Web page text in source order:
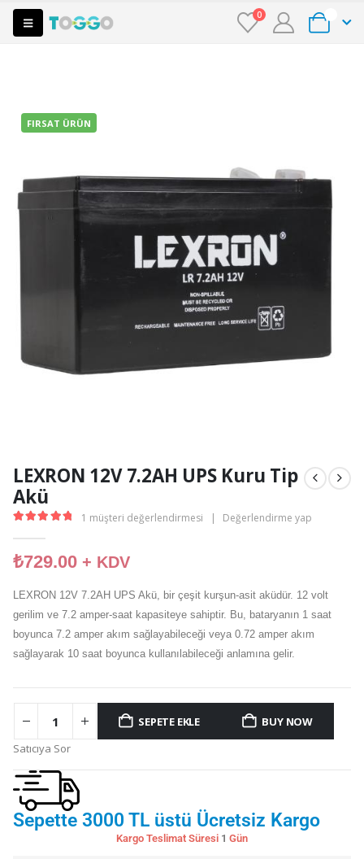
0
FIRSAT ÜRÜN
LEXRON 12V 7.2AH UPS Kuru Tip
Akü
1 müşteri değerlendirmesi | Değerlendirme yap
₺729.00 + KDV
LEXRON 12V 7.2AH UPS Akü, bir çeşit kurşun-asit aküdür. 12 volt
gerilim ve 7.2 amper-saat kapasiteye sahiptir. Bu, bataryanın 1 saat
boyunca 7.2 amper akım sağlayabileceği veya 0.72 amper akım
sağlayarak 10 saat boyunca kullanılabileceği anlamına gelir.
SEPETE EKLE
BUY NOW
Satıcıya Sor
Sepette 3000 TL üstü Ücretsiz Kargo
Kargo Teslimat Süresi 1 Gün